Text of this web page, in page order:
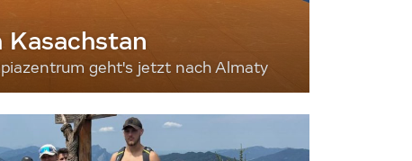
Kasachstan
geht's jetzt nach Almaty